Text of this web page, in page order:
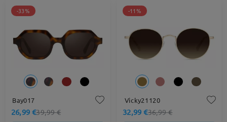
-33%
Bay017
26,99 €39,99 €
-11%
Vicky21120
32,99 €36,99 €